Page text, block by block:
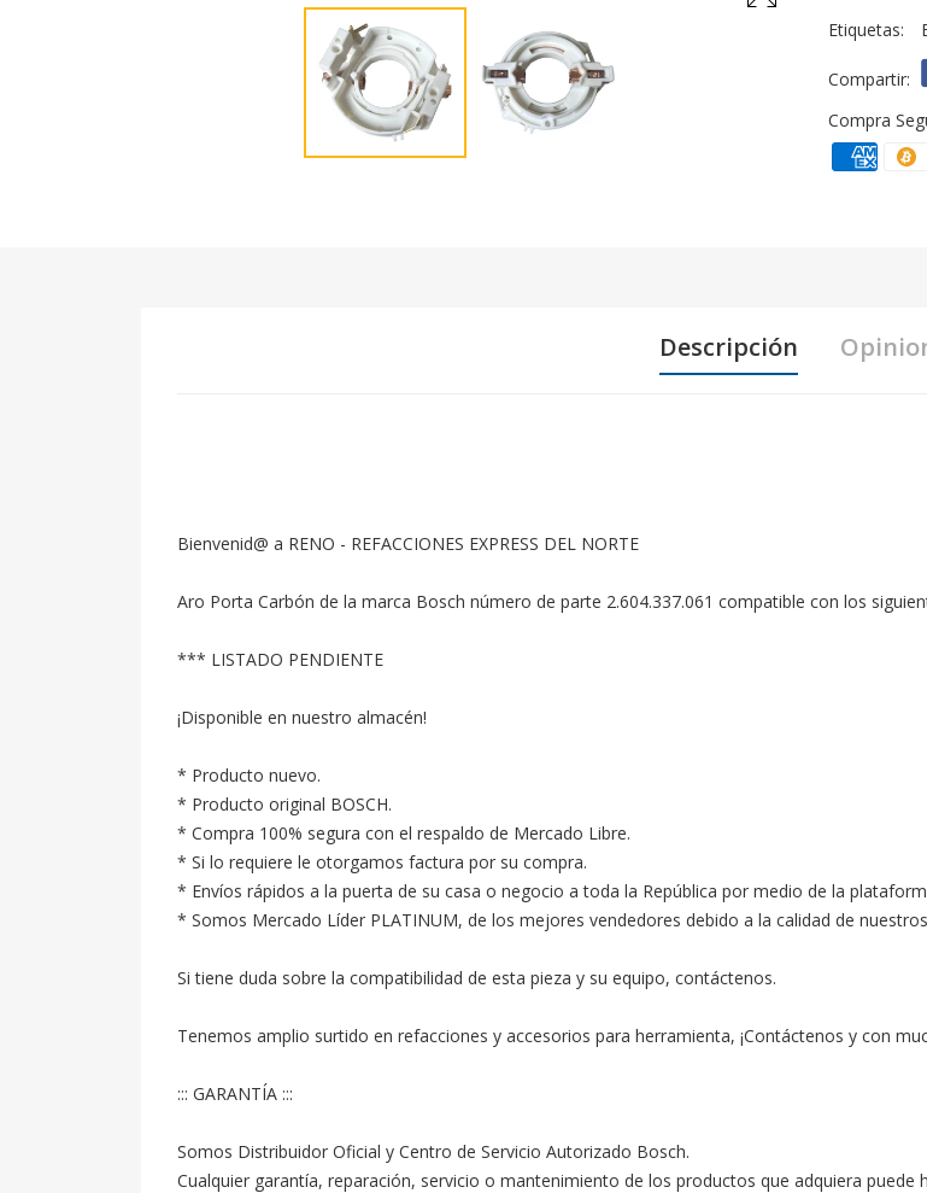
Etiquetas:
Compartir:
Compra
Descripción
Bienvenid@ a RENO - REFACCIONES EXPRESS DEL NORTE
Aro Porta Carbón de la marca Bosch número de parte 2.604.337.061 compatible con los
*** LISTADO PENDIENTE
¡Disponible en nuestro almacén!
* Producto nuevo.
* Producto original BOSCH.
* Compra 100% segura con el respaldo de Mercado Libre.
* Si lo requiere le otorgamos factura por su compra.
* Envíos rápidos a la puerta de su casa o negocio a toda la República por medio de la
* Somos Mercado Líder PLATINUM, de los mejores vendedores debido a la calidad de
Si tiene duda sobre la compatibilidad de esta pieza y su equipo, contáctenos.
Tenemos amplio surtido en refacciones y accesorios para herramienta, ¡Contáctenos y con
::: GARANTÍA :::
Somos Distribuidor Oficial y Centro de Servicio Autorizado Bosch.
Cualquier garantía, reparación, servicio o mantenimiento de los productos que adquiera